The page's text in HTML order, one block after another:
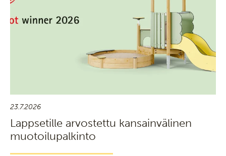
23.7.2026
Lappsetille arvostettu kansainvälinen
muotoilupalkinto